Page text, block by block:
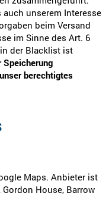
unserem Interesse
beim Versand
im Sinne des Art. 6
der Blacklist ist
Speicherung
berechtigtes
Maps. Anbieter ist
Gordon House, Barrow